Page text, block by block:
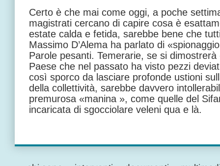
Certo è che mai come oggi, a poche
magistrati cercano di capire cosa è
estate calda e fetida, sarebbe bene che
Massimo D’Alema ha parlato di
Parole pesanti. Temerarie, se si
Paese che nel passato ha visto pezzi
così sporco da lasciare profonde ustioni
della collettività, sarebbe davvero
premurosa «manina », come quelle del
incaricata di sgocciolare veleni qua e là.